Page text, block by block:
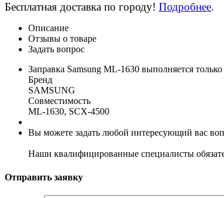
Бесплатная доставка по городу! Подробнее.
Описание
Отзывы о товаре
Задать вопрос
Заправка Samsung ML-1630 выполняется
Бренд
SAMSUNG
Совместимость
ML-1630, SCX-4500
Вы можете задать любой интересующий вас
Наши квалифицированные специалисты
Отправить заявку